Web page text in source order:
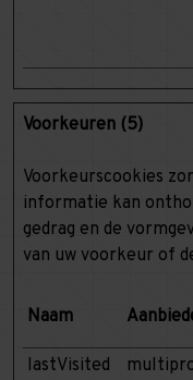
Voorkeuren (5)
Voorkeurscookies
informatie kan
gedrag en de
van uw voorkeur of
Naam
lastVisited